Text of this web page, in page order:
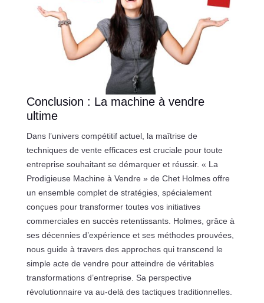
Conclusion : La machine à vendre
ultime
Dans l’univers compétitif actuel, la maîtrise de
techniques de vente efficaces est cruciale pour toute
entreprise souhaitant se démarquer et réussir. « La
Prodigieuse Machine à Vendre » de Chet Holmes offre
un ensemble complet de stratégies, spécialement
conçues pour transformer toutes vos initiatives
commerciales en succès retentissants. Holmes, grâce à
ses décennies d’expérience et ses méthodes prouvées,
nous guide à travers des approches qui transcend le
simple acte de vendre pour atteindre de véritables
transformations d’entreprise. Sa perspective
révolutionnaire va au-delà des tactiques traditionnelles.